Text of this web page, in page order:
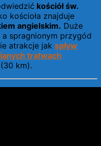
kościół św.
kościoła znajduje
angielskim. Duże
a spragnionym przygód
atrakcje jak spływ
tratwach
km).